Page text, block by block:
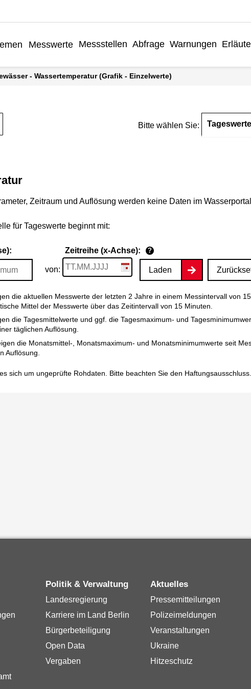
Messwerte Messstellen Abfrage Warnungen
- Wassertemperatur (Grafik - Einzelwerte)
Bitte wählen Sie: Tageswerte
Zeitraum und Auflösung werden keine Daten im
für Tageswerte beginnt mit:
Zeitreihe (x-Achse): ?
von: Laden
die aktuellen Messwerte der letzten 2 Jahre in einem Messintervall von
Mittel der Messwerte über das Zeitintervall von 15 Minuten.
die Tagesmittelwerte und ggf. die Tagesmaximum- und
täglichen Auflösung.
die Monatsmittel-, Monatsmaximum- und Monatsminimumwerte seit
Auflösung.
sich um ungeprüfte Rohdaten. Bitte beachten Sie den Haftungsausschluss.
Politik & Verwaltung
Landesregierung
Karriere im Land Berlin
Bürgerbeteiligung
Open Data
Vergaben
Aktuelles
Pressemitteilungen
Polizeimeldungen
Veranstaltungen
Ukraine
Hitzeschutz